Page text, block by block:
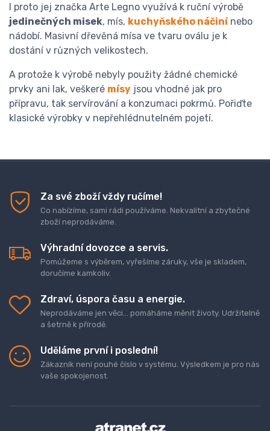
I proto jej značka Arte Legno využívá k ruční výrobě
jedinečných misek, mís, kuchyňského náčinínebo
nádobí. Masivní dřevěná mísa ve tvaru oválu je k
dostání v různých velikostech.
A protože k výrobě nebyly použity žádné chemické
prvky ani lak, veškeré mísy jsou vhodné jak pro
přípravu, tak servírování a konzumaci pokrmů. Pořiďte
klasické výrobky v nepřehlédnutelném pojetí.
Za své zboží vždy ručíme!
Co nabízíme, sami rádi používáme. Nekvalitní a zbytečné
zboží neprodáváme.
Výhradní dovozce a servis.
Pomůžeme s výběrem, vyřešíme záruky, vše je skladem,
doručíme kamkoliv.
Zdraví, úspora času a energie.
Neprodáváme jen věci... pomáháme měnit životy. Udržitelně
a šetrně k přírodě.
Uděláme první i poslední!
Zákazník není pouhé číslo v systému. Výsledkem je pro nás
vaše spokojenost.